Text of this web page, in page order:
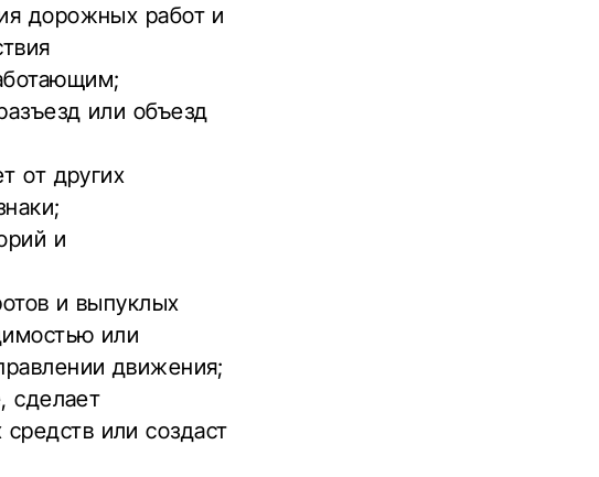
дорожных работ и
или объезд
от других
и
и выпуклых
или
движения;
сделает
или создаст